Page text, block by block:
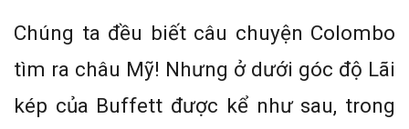
Chúng ta đều biết câu chuyện Colombo
tìm ra châu Mỹ! Nhưng ở dưới góc độ Lãi
kép của Buffett được kể như sau, trong